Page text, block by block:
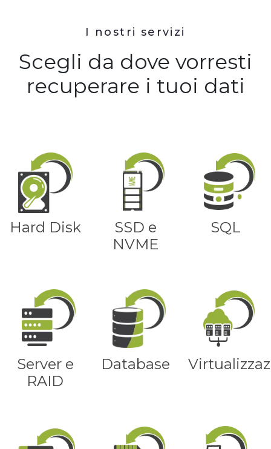
I nostri servizi
Scegli da dove vorresti
recuperare i tuoi dati
Hard Disk
SSD e
NVME
SQL
Server e
RAID
Database